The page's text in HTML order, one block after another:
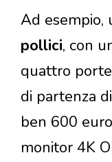
Ad esempio,
pollici, con
quattro
di partenza
ben 600
monitor 4K